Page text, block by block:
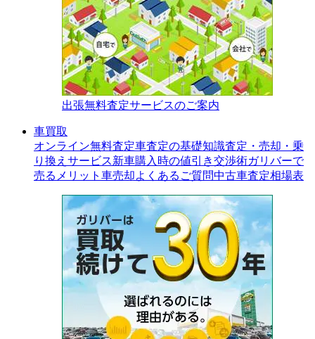
出張無料査定サービスのご案内
車買取
オンライン無料査定車査定の基礎知識査定・売却・乗
り換えサービス新車購入時の値引き交渉術ガリバーで
売るメリット 車売却よくあるご質問中古車査定相場表